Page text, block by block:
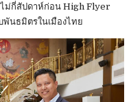
ไม่กี่สัปดาห์ก่อน High Flyer
พันธมิตรในเมืองไทย